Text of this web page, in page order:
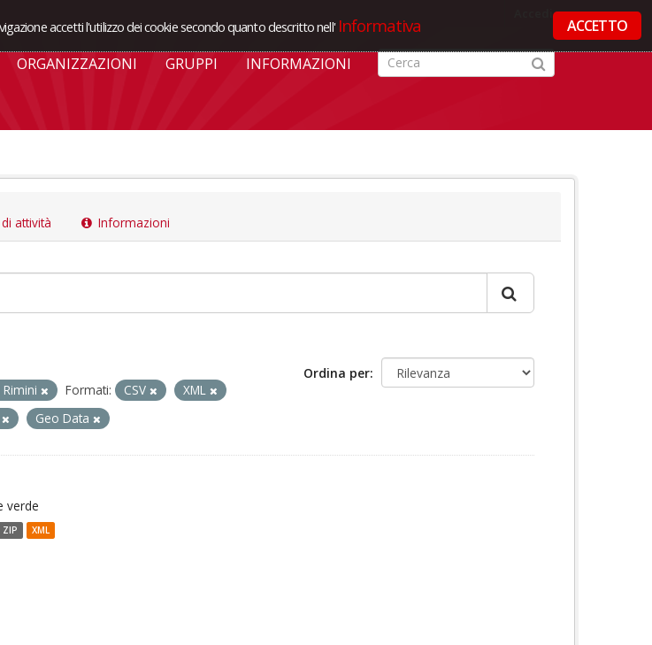
accetti l'utilizzo dei cookie secondo quanto descritto nell' Informativa ACCETTO
ORGANIZZAZIONI GRUPPI INFORMAZIONI
attività Informazioni
Ordina per
Formati: CSV
XML
Geo Data
verde
ZIP XML